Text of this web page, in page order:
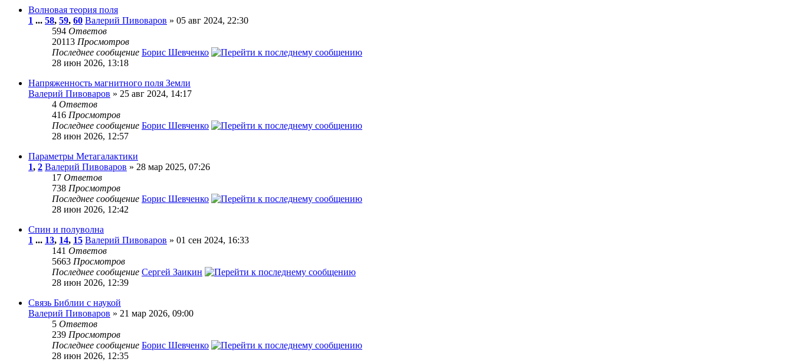
Волновая теория поля
1 ... 58, 59, 60 Валерий Пивоваров » 05 авг 2024, 22:30
594 Ответов
20113 Просмотров
Последнее сообщение Борис Шевченко
28 июн 2026, 13:18
Напряженность магнитного поля Земли
Валерий Пивоваров » 25 авг 2024, 14:17
4 Ответов
416 Просмотров
Последнее сообщение Борис Шевченко
28 июн 2026, 12:57
Параметры Метагалактики
1, 2 Валерий Пивоваров » 28 мар 2025, 07:26
17 Ответов
738 Просмотров
Последнее сообщение Борис Шевченко
28 июн 2026, 12:42
Спин и полуволна
1 ... 13, 14, 15 Валерий Пивоваров » 01 сен 2024, 16:33
141 Ответов
5663 Просмотров
Последнее сообщение Сергей Заикин
28 июн 2026, 12:39
Связь Библии с наукой
Валерий Пивоваров » 21 мар 2026, 09:00
5 Ответов
239 Просмотров
Последнее сообщение Борис Шевченко
28 июн 2026, 12:35